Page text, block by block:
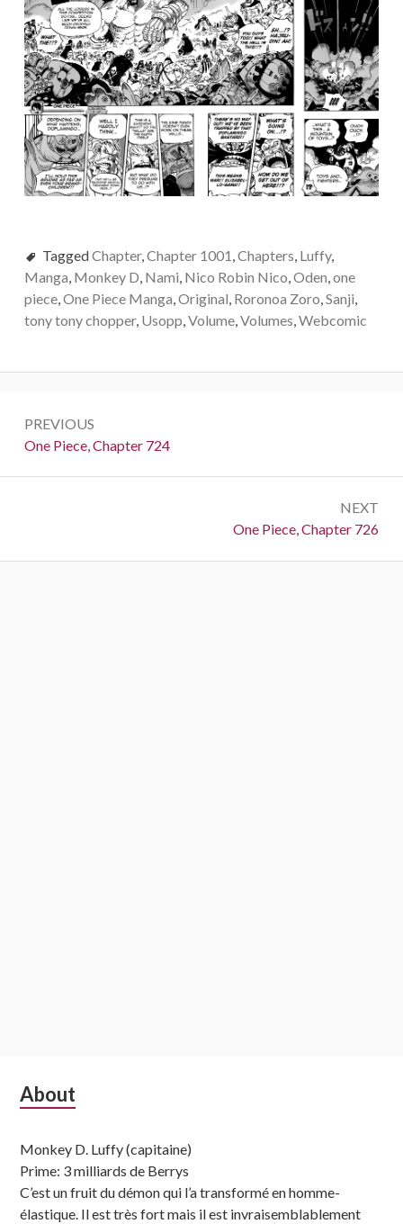
TaggedChapter,Chapter 1001,Chapters, Luffy,
Manga, Monkey D, Nami, Nico Robin Nico,Oden,one
piece,One Piece Manga,Original, Roronoa Zoro,Sanji,
tony tony chopper, Usopp,Volume,Volumes,Webcomic
navigation
PREVIOUS
Previous:
One Piece, Chapter 724
NEXT
Next:
One Piece, Chapter 726
Subsidiary
About
Monkey D. Luffy (capitaine)
Prime: 3 milliards de Berrys
C’est un fruit du démon qui l’a transformé en homme-
élastique. Il est très fort mais il est invraisemblablement